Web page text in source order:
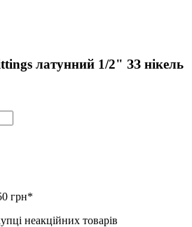
латунний 1/2" ЗЗ нікель
грн*
неакційних товарів